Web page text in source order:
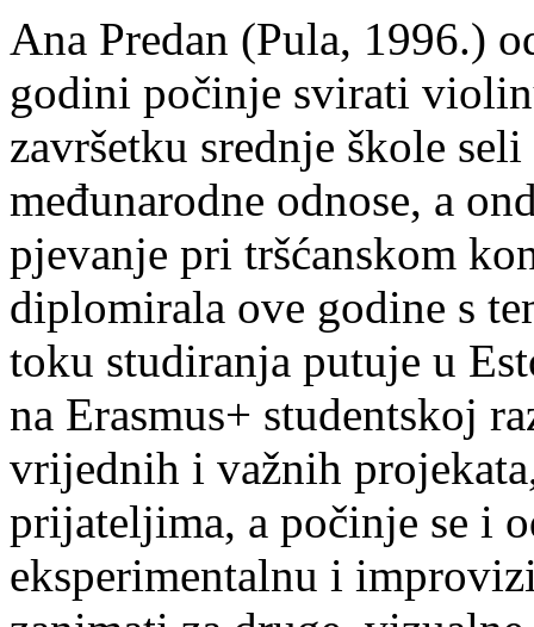
Ana Predan (Pula, 1996.)
godini počinje svirati
završetku srednje škole
međunarodne odnose, a
pjevanje pri tršćanskom
diplomirala ove godine s
toku studiranja putuje u
na Erasmus+ studentskoj
vrijednih i važnih
prijateljima, a počinje se i
eksperimentalnu i